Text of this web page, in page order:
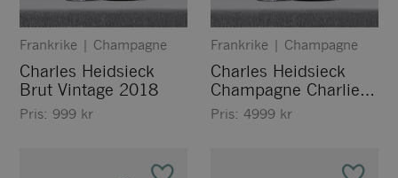
Frankrike | Champagne
Charles Heidsieck
Brut Vintage 2018
Pris: 999 kr
Frankrike | Champagne
Charles Heidsieck
Champagne Charlie
MV
Pris:4999 kr